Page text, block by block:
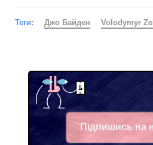
Теги: Джо Байден Volodymyr
Підпишись на
Telegram